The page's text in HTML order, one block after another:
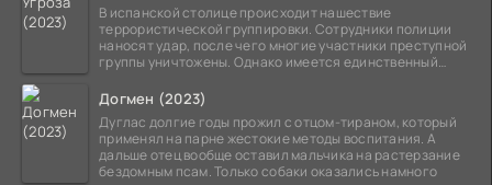
В испанской столице происходит нашествие
террористической группировки. Сотрудники полиции
наносят удар, после чего многие участники преступной
группы уничтожены. Однако имеется единственный
Догмен (2023)
Дуглас долгие годы прожил с отцом-тираном, который
применял на парне жестокие методы воспитания. А
дальше отец вообще оставил мальчика на растерзание
бездомным псам. Только собаки оказались намного